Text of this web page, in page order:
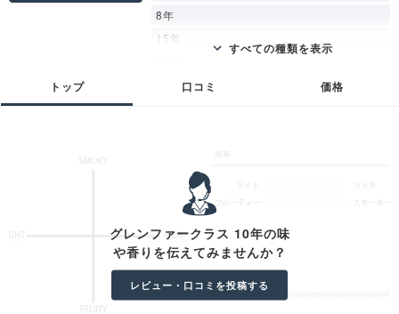
8年
15年
ファミリーリザーブ
チーム
リフィル シェリー バット ファミリーカス
ク
シングルカスク
オロロソ シェリー カスク
トップ 口コミ 価格
グレンファークラス 10年の味
や香りを伝えてみませんか？
レビュー・口コミを投稿する